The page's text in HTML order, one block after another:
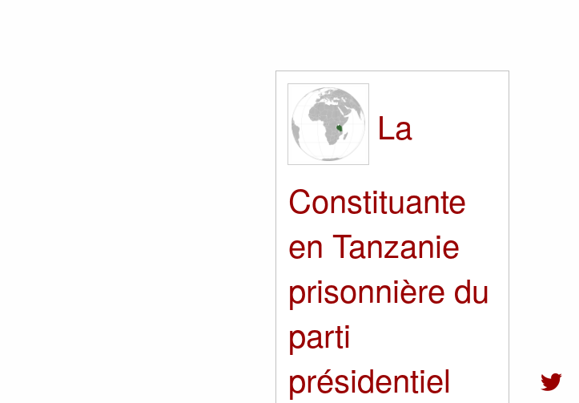
La
Constituante
en Tanzanie
prisonnière du
parti
présidentiel